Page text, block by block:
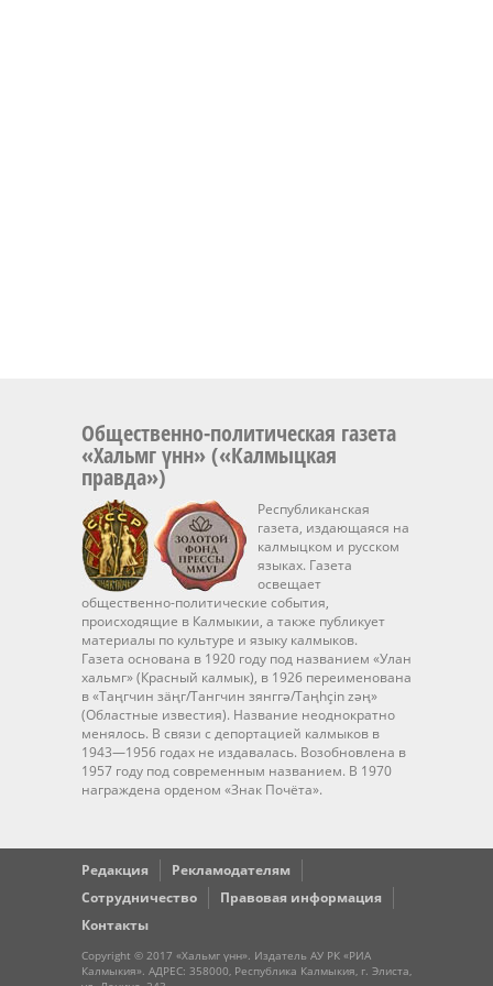
Общественно-политическая газета
«Хальмг үнн» («Калмыцкая
правда»)
Республиканская
газета, издающаяся на
калмыцком и русском
языках. Газета
освещает
общественно-политические события,
происходящие в Калмыкии, а также публикует
материалы по культуре и языку калмыков.
Газета основана в 1920 году под названием «Улан
хальмг» (Красный калмык), в 1926 переименована
в «Таңгчин зäңг/Тангчин зянггә/Taңhçin zәң»
(Областные известия). Название неоднократно
менялось. В связи с депортацией калмыков в
1943—1956 годах не издавалась. Возобновлена в
1957 году под современным названием. В 1970
награждена орденом «Знак Почёта».
Редакция
Рекламодателям
Сотрудничество
Правовая информация
Контакты
Copyright © 2017 «Хальмг үнн». Издатель АУ РК «РИА
Калмыкия». АДРЕС: 358000, Республика Калмыкия, г. Элиста,